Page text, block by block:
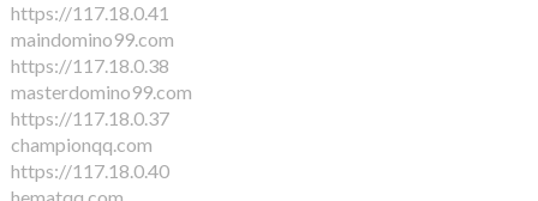
https://117.18.0.41
maindomino99.com
https://117.18.0.38
masterdomino99.com
https://117.18.0.37
championqq.com
https://117.18.0.40